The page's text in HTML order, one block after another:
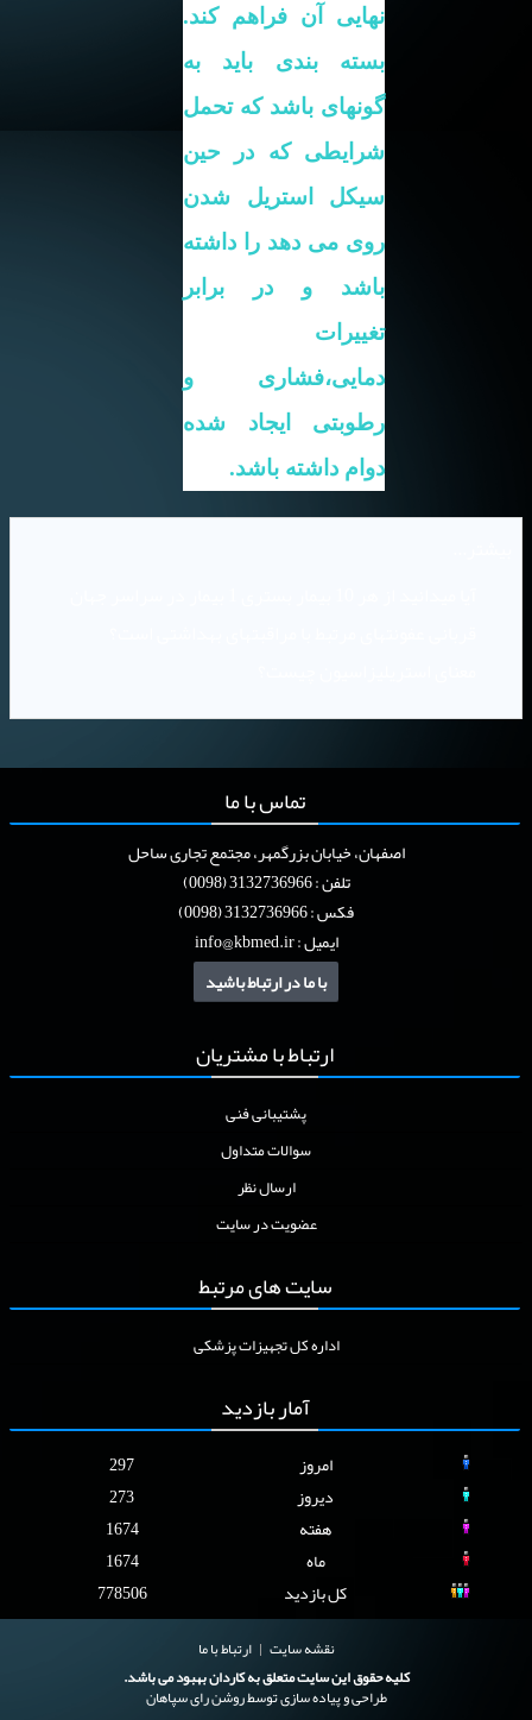
نهایی آن فراهم کند.
بسته بندی باید به
گونهای باشد که تحمل
شرایطی که در حین
سیکل استریل شدن
روی می دهد را داشته
باشد و در برابر
تغییرات
دمایی،فشاری و
رطوبتی ایجاد شده
دوام داشته باشد.
تماسبا ما
اصفهان، خیابان بزرگمهر، مجتمع تجاری ساحل
تلفن : 3132736966 (0098)
فکس : 3132736966 (0098)
ایمیل :info@kbmed.ir
با ما در ارتباط باشید
ارتباطبا مشتریان
پشتیبانی فنی
سوالات متداول
ارسال نظر
عضویت در سایت
سایتهای مرتبط
اداره کل تجهیزات پزشکی
آماربازدید
امروز
297
دیروز
273
هفته
1674
ماه
1674
کل بازدید
778506
نقشه سایت
ارتباط با ما
کلیه حقوق این سایت متعلق به کاردان بهبود می باشد.
طراحی و پیاده سازی توسطروشن رای سپاهان